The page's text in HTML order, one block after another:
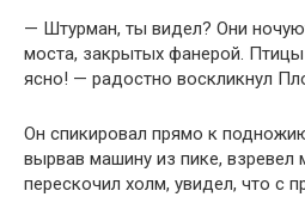
— Штурман, ты видел? Они
моста, закрытых фанерой.
ясно! — радостно воскликнул
Он спикировал прямо к
вырвав машину из пике, взревел
перескочил холм, увидел, что с